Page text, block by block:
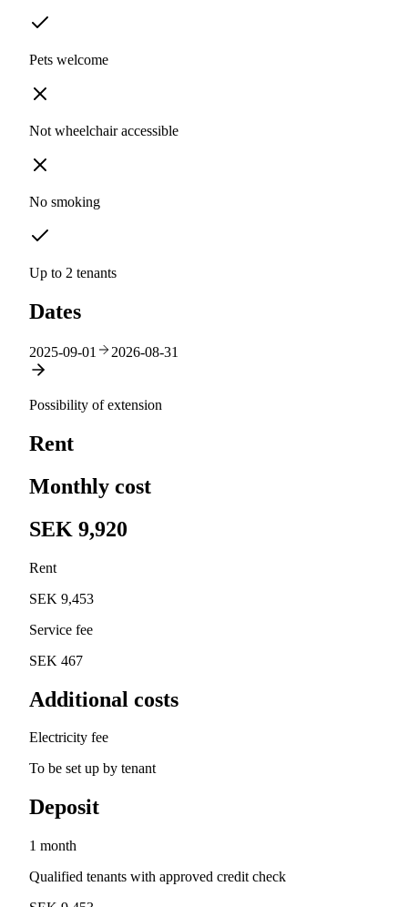
Pets welcome
Not wheelchair accessible
No smoking
Up to 2 tenants
Dates
2025-09-01 2026-08-31
Possibility of extension
Rent
Monthly cost
SEK 9,920
Rent
SEK 9,453
Service fee
SEK 467
Additional costs
Electricity fee
To be set up by tenant
Deposit
1 month
Qualified tenants with approved credit check